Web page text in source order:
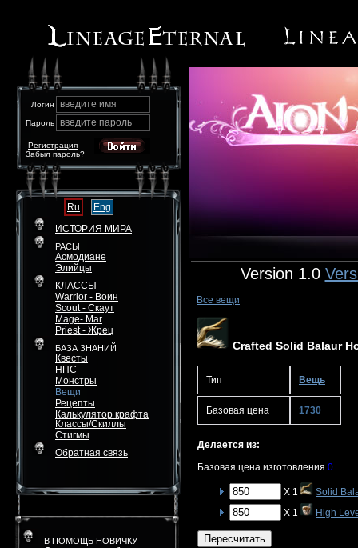
Логин введите имя
Пароль введите пароль
Забыл пароль?
Регистрация
Ru
Eng
ИСТОРИЯ МИРА
РАСЫ
Асмодиане
Элийцы
КЛАССЫ
Warrior - Воин
Scout - Скаут
Mage- Маг
Priest - Жрец
БАЗА ЗНАНИЙ
Квесты
НПС
Монстры
Вещи
Рецепты
Калькулятор крафта
Классы/Скиллы
Стигмы
Обратная связь
В ПОМОЩЬ НОВИЧКУ
Version 1.0
Все вещи
Crafted Solid Balaur
Тип Вещь
Базовая цена 1730
Делается из:
Базовая цена изготовления 0
X 1
Solid
X 1
High
Пересчитать